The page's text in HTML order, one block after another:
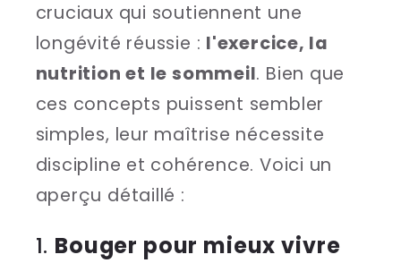
cruciaux qui soutiennent une
longévité réussie : l'exercice, la
nutrition et le sommeil. Bien que
ces concepts puissent sembler
simples, leur maîtrise nécessite
discipline et cohérence. Voici un
aperçu détaillé :
1. Bouger pour mieux vivre